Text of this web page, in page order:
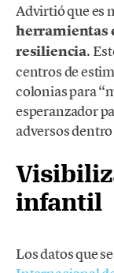
Advirtió que es
herramientas
resiliencia.
centros de
colonias para
esperanzador
adversos dentro
infantil
Los datos que